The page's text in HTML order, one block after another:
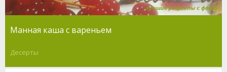
Манная каша с вареньем
Десерты